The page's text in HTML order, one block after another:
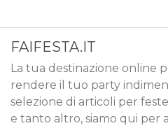
FAIFESTA.IT
La tua destinazione online
rendere il tuo party
selezione di articoli per
e tanto altro, siamo qui per